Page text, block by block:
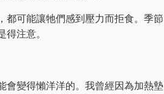
都可能讓牠們感到壓力而拒食。季節
注意。
會變得懶洋洋的。我曾經因為加熱墊